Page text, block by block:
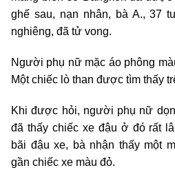
ghế sau, nạn nhân, bà A., 37
nghiêng, đã tử vong.
Người phụ nữ mặc áo phông
Một chiếc lò than được tìm thấy
Khi được hỏi, người phụ nữ
đã thấy chiếc xe đậu ở đó rất
bãi đậu xe, bà nhận thấy một
gần chiếc xe màu đỏ.